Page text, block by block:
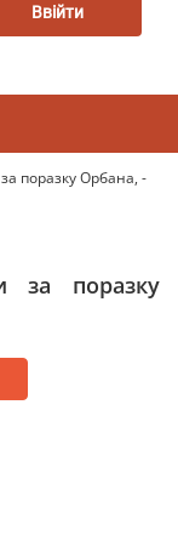
Ввійти
за поразку Орбана, -
за поразку